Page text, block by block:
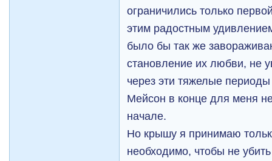
ограничились только
этим радостным
было бы так же
становление их любви, не
через эти тяжелые
Мейсон в конце для меня
начале.
Но крышу я принимаю
необходимо, чтобы не